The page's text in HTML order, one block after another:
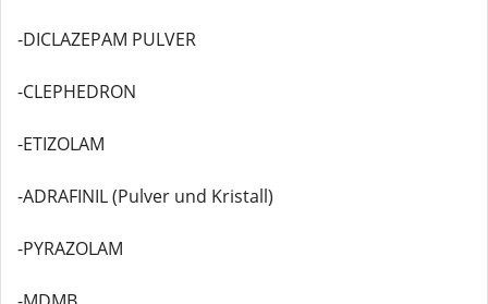
-DICLAZEPAM PULVER
-CLEPHEDRON
-ETIZOLAM
-ADRAFINIL (Pulver und Kristall)
-PYRAZOLAM